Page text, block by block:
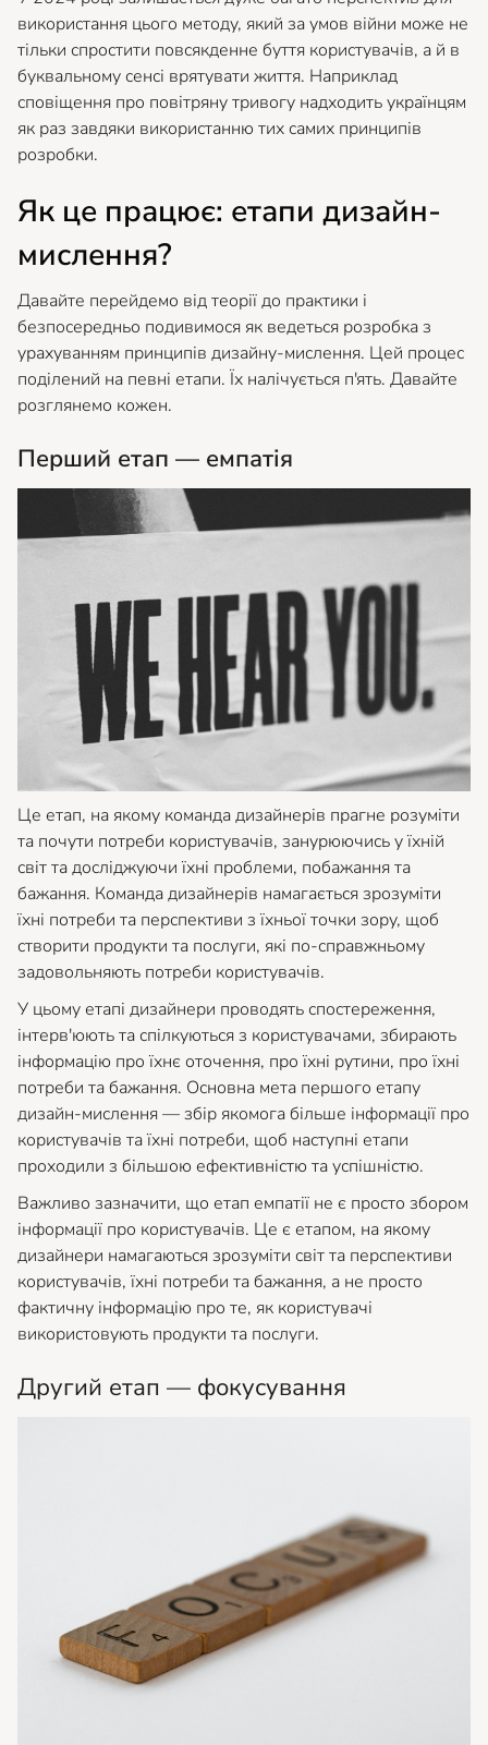
використання цього методу, який за умов війни може не
тільки спростити повсякденне буття користувачів, а й в
буквальному сенсі врятувати життя. Наприклад
сповіщення про повітряну тривогу надходить українцям
як раз завдяки використанню тих самих принципів
розробки.
Як це працює: етапи дизайн-
мислення?
Давайте перейдемо від теорії до практики і
безпосередньо подивимося як ведеться розробка з
урахуванням принципів дизайну-мислення. Цей процес
поділений на певні етапи. Їх налічується п'ять. Давайте
розглянемо кожен.
Перший етап — емпатія
Це етап, на якому команда дизайнерів прагне розуміти
та почути потреби користувачів, занурюючись у їхній
світ та досліджуючи їхні проблеми, побажання та
бажання. Команда дизайнерів намагається зрозуміти
їхні потреби та перспективи з їхньої точки зору, щоб
створити продукти та послуги, які по-справжньому
задовольняють потреби користувачів.
У цьому етапі дизайнери проводять спостереження,
інтерв'юють та спілкуються з користувачами, збирають
інформацію про їхнє оточення, про їхні рутини, про їхні
потреби та бажання. Основна мета першого етапу
дизайн-мислення — збір якомога більше інформації про
користувачів та їхні потреби, щоб наступні етапи
проходили з більшою ефективністю та успішністю.
Важливо зазначити, що етап емпатії не є просто збором
інформації про користувачів. Це є етапом, на якому
дизайнери намагаються зрозуміти світ та перспективи
користувачів, їхні потреби та бажання, а не просто
фактичну інформацію про те, як користувачі
використовують продукти та послуги.
Другий етап — фокусування